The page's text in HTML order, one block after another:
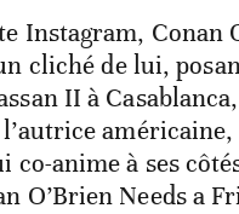
Instagram, Conan
cliché de lui,
II à
américaine,
co-anime à ses
O’Brien Needs a